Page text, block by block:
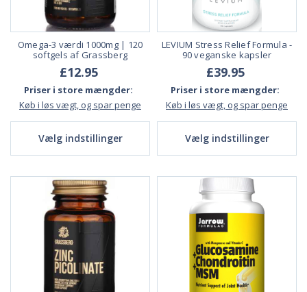
Omega-3 værdi 1000mg | 120
softgels af Grassberg
£12.95
Priser i store mængder:
Køb i løs vægt, og spar penge
Vælg indstillinger
LEVIUM Stress Relief Formula -
90 veganske kapsler
£39.95
Priser i store mængder:
Køb i løs vægt, og spar penge
Vælg indstillinger